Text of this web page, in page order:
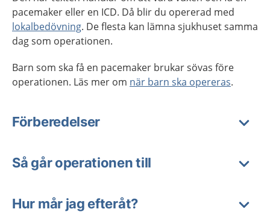
pacemaker eller en ICD. Då blir du opererad med
lokalbedövning. De flesta kan lämna sjukhuset samma
dag som operationen.
Barn som ska få en pacemaker brukar sövas före
operationen. Läs mer om när barn ska opereras.
Förberedelser
Så går operationen till
Hur mår jag efteråt?